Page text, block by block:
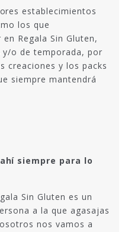
establecimientos
los que
Regala Sin Gluten,
o de temporada, por
creaciones y los packs
siempre mantendrá
siempre para lo
Sin Gluten es un
a la que agasajas
nos vamos a